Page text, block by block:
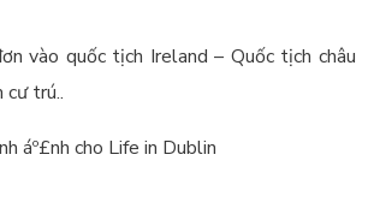
vào quốc tịch Ireland – Quốc tịch châu
cư trú..